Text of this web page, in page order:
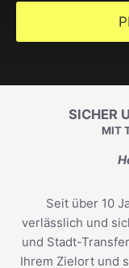
SICHER
MIT
Seit über 10
verlässlich und
und Stadt-
Ihrem Zielort und